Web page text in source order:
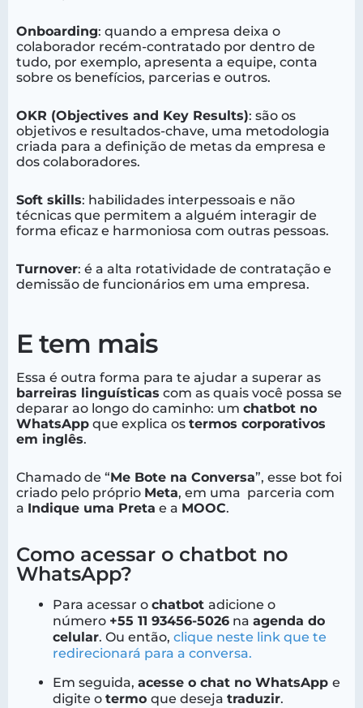
Onboarding: quando a empresa deixa o
colaborador recém-contratado por dentro de
tudo, por exemplo, apresenta a equipe, conta
sobre os benefícios, parcerias e outros.
OKR (Objectives and Key Results): são os
objetivos e resultados-chave, uma metodologia
criada para a definição de metas da empresa e
dos colaboradores.
Soft skills: habilidades interpessoais e não
técnicas que permitem a alguém interagir de
forma eficaz e harmoniosa com outras pessoas.
Turnover: é a alta rotatividade de contratação e
demissão de funcionários em uma empresa.
E tem mais
Essa é outra forma para te ajudar a superar as
barreiras linguísticas com as quais você possa se
deparar ao longo do caminho: um chatbot no
WhatsApp que explica os termos corporativos
em inglês.
Chamado de “Me Bote na Conversa”, esse bot foi
criado pelo próprio Meta, em uma parceria com
a Indique uma Preta e a MOOC.
Como acessar o chatbot no
WhatsApp?
Para acessar o chatbot adicione o
número +55 11 93456-5026 na agenda do
celular. Ou então, clique neste link que te
redirecionará para a conversa.
Em seguida, acesse o chat no WhatsApp e
digite o termo que deseja traduzir.